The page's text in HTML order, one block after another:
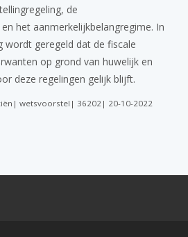
de
het aanmerkelijkbelangregime. In
wordt geregeld dat de fiscale
op grond van huwelijk en
deze regelingen gelijk blijft.
wetsvoorstel| 36202| 20-10-2022